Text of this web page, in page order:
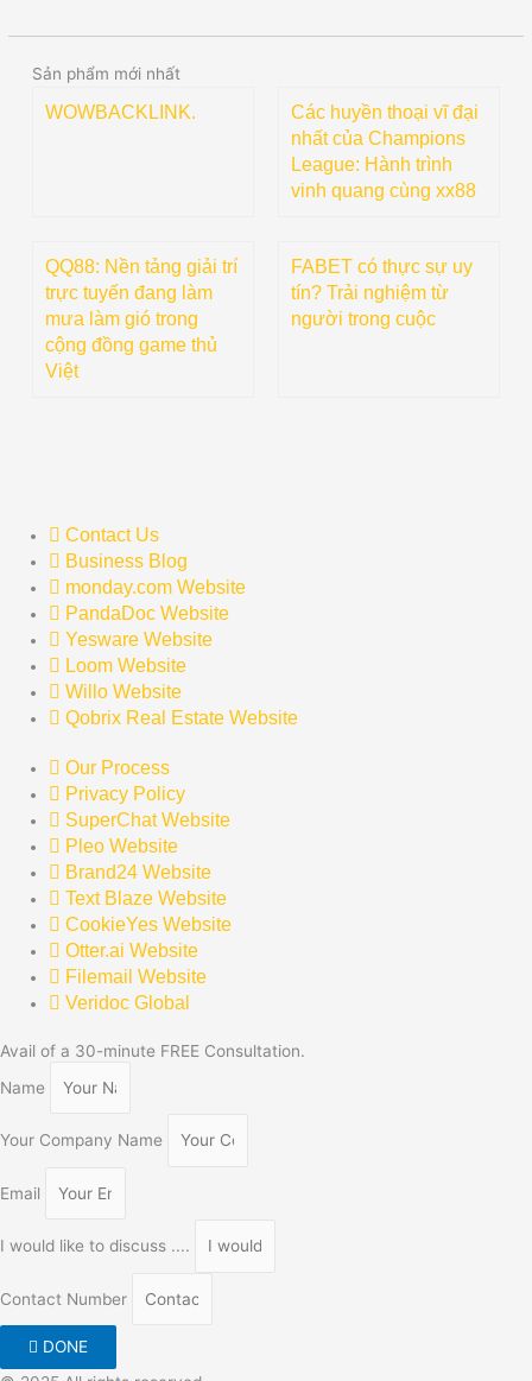
Sản phẩm mới nhất
WOWBACKLINK.
Các huyền thoại vĩ đại
nhất của Champions
League: Hành trình
vinh quang cùng xx88
QQ88: Nền tảng giải trí
trực tuyến đang làm
mưa làm gió trong
cộng đồng game thủ
Việt
FABET có thực sự uy
tín? Trải nghiệm từ
người trong cuộc
Contact Us
Business Blog
monday.com Website
PandaDoc Website
Yesware Website
Loom Website
Willo Website
Qobrix Real Estate Website
Our Process
Privacy Policy
SuperChat Website
Pleo Website
Brand24 Website
Text Blaze Website
CookieYes Website
Otter.ai Website
Filemail Website
Veridoc Global
Avail of a 30-minute FREE Consultation.
Name
Your Company Name
Email
I would like to discuss ....
Contact Number
DONE